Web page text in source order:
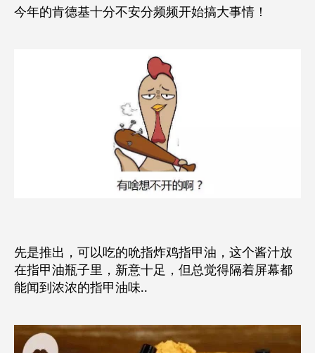
今年的肯德基十分不安分频频开始搞大事情！
先是推出，可以吃的吮指炸鸡指甲油，这个酱汁放
在指甲油瓶子里，新意十足，但总觉得隔着屏幕都
能闻到浓浓的指甲油味..